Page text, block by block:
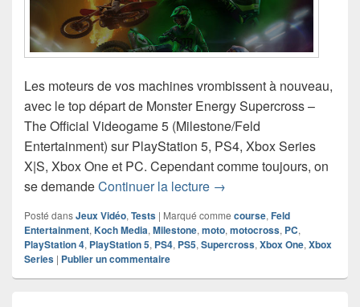
Les moteurs de vos machines vrombissent à nouveau,
avec le top départ de Monster Energy Supercross –
The Official Videogame 5 (Milestone/Feld
Entertainment) sur PlayStation 5, PS4, Xbox Series
X|S, Xbox One et PC. Cependant comme toujours, on
se demandeContinuer la lecture Chronique jeu vidéo
→
Posté dansJeux Vidéo, Tests | Marqué comme course, Feld
Entertainment, Koch Media, Milestone, moto, motocross, PC,
PlayStation 4, PlayStation 5, PS4, PS5, Supercross, Xbox One, Xbox
Series | Publier un commentaire